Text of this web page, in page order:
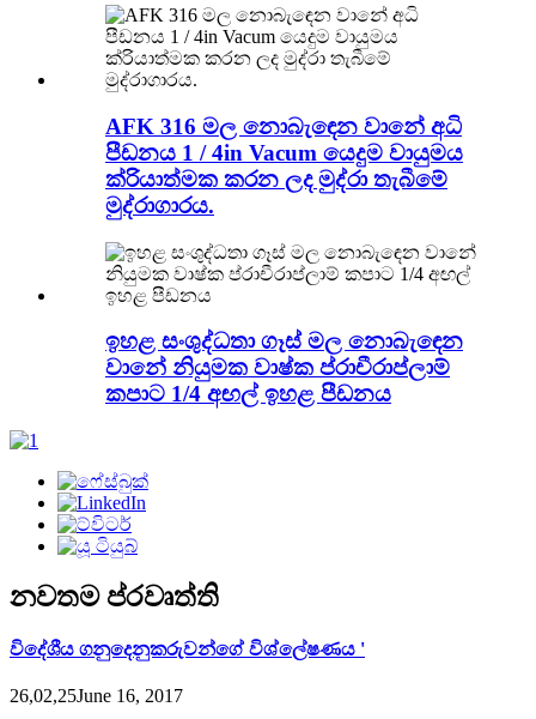
AFK 316 මල නොබැඳෙන වානේ අධි
පීඩනය 1 / 4in Vacum යෙදුම වායුමය
ක්රියාත්මක කරන ලද මුද්රා තැබීමේ
මුද්රාගාරය.
ඉහළ සංශුද්ධතා ගෑස් මල නොබැඳෙන
වානේ නියුමක වාෂ්ක ප්රාචීරාප්ලාම්
කපාට 1/4 අඟල් ඉහළ පීඩනය
නවතම ප්රවෘත්ති
විදේශීය ගනුදෙනුකරුවන්ගේ විශ්ලේෂණය '
26,02,25June 16, 2017